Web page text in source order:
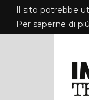
Il sito potrebbe
Per saperne di